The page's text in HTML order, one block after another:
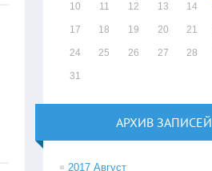
10 11 12 13 14
17 18 19 20 21
24 25 26 27 28
31
АРХИВ ЗАПИСЕЙ
2017 Август